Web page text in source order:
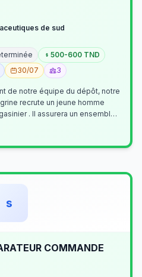
de sud
500-600 TND
30/07 3
de notre équipe du dépôt, notre
recrute un jeune homme
. Il assurera un ensemble
s
COMMANDE